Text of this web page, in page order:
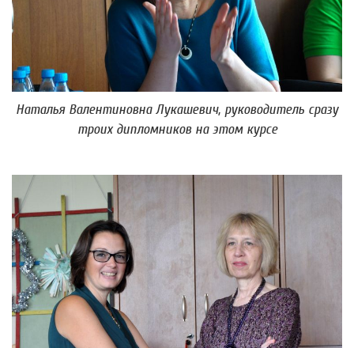
Наталья Валентиновна Лукашевич, руководитель сразу
троих дипломников на этом курсе